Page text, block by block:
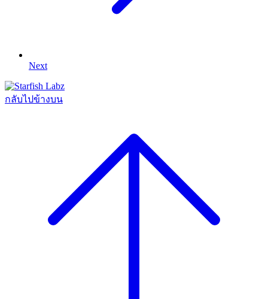
Next
กลับไปข้างบน